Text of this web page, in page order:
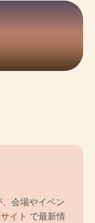
会場やイベン
イト で最新情